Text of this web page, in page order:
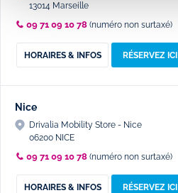
13014 Marseille
09 71 09 10 78 (numéro non surtaxé)
HORAIRES & INFOS RÉSERVEZ ICI
Nice
Drivalia Mobility Store - Nice
06200 NICE
09 71 09 10 78 (numéro non surtaxé)
HORAIRES & INFOS RÉSERVEZ ICI